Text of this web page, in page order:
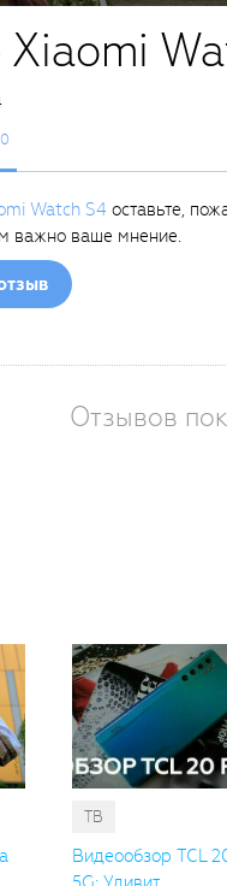
0
Watch S4оставьте,
важно ваше мнение.
Отзывов
ТВ
Видеообзор TCL